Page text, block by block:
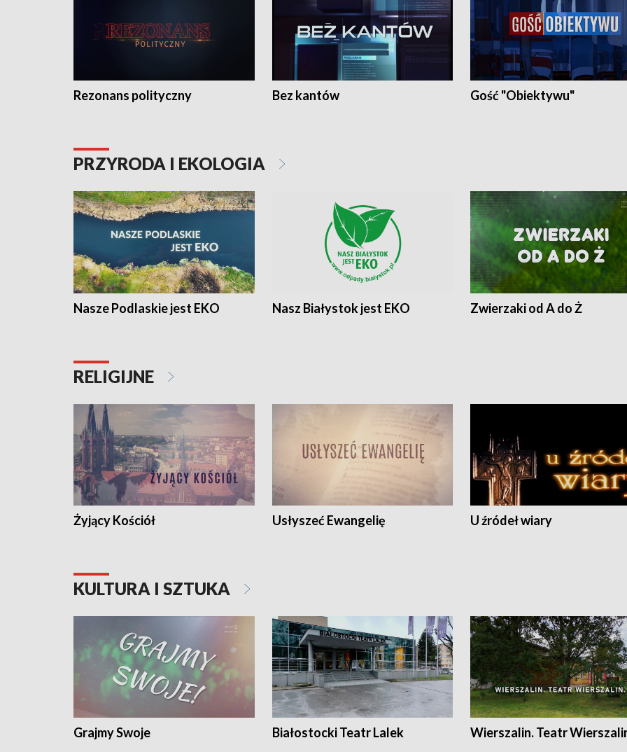
Rezonans polityczny Bez kantów Gość "Obiektywu"
PRZYRODA I EKOLOGIA
Nasze Podlaskie jest EKO Nasz Białystok jest EKO Zwierzaki od A do Ż
RELIGIJNE
Żyjący Kościół Usłyszeć Ewangelię U źródeł wiary
KULTURA I SZTUKA
Grajmy Swoje Białostocki Teatr Lalek Wierszalin. Teatr